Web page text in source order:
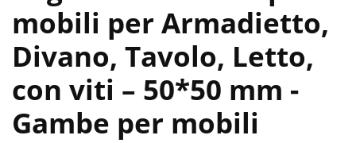
mobili per Armadietto,
Divano, Tavolo, Letto,
con viti – 50*50 mm -
Gambe per mobili